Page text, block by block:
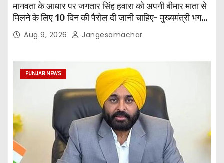
मानवता के आधार पर जगतार सिंह हवारा को अपनी बीमार माता से
मिलने के लिए 10 दिन की पैरोल दी जानी चाहिए- मुख्यमंत्री भगवंत
सिंह मानAug 9, 2026 Jangesamachar
PUNJAB NEWS